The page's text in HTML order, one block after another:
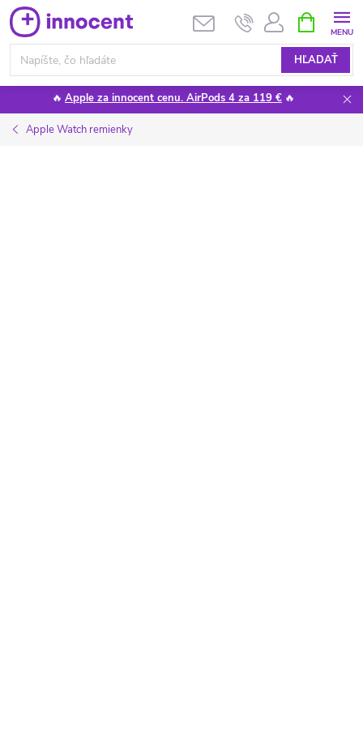
Prejsť
na
obsah
HĽADAŤ
KOŠÍK
🔥 Apple za innocent cenu. AirPods 4 za 119 € 🔥
Apple Watch remienky